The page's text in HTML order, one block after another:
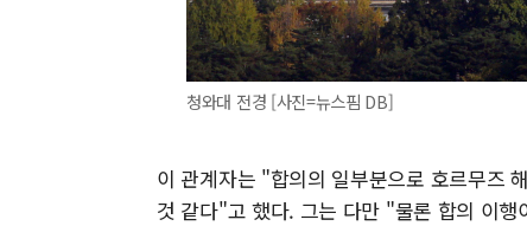
청와대 전경 [사진=뉴스핌 DB]
이 관계자는 "합의의 일부분으로 호르무즈
것 같다"고 했다. 그는 다만 "물론 합의 이